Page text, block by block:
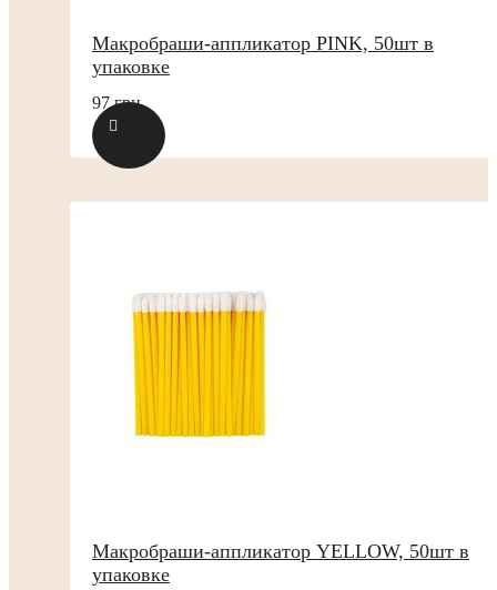
Макробраши-аппликатор PINK, 50шт в
упаковке
97 грн.
Макробраши-аппликатор YELLOW, 50шт в
упаковке